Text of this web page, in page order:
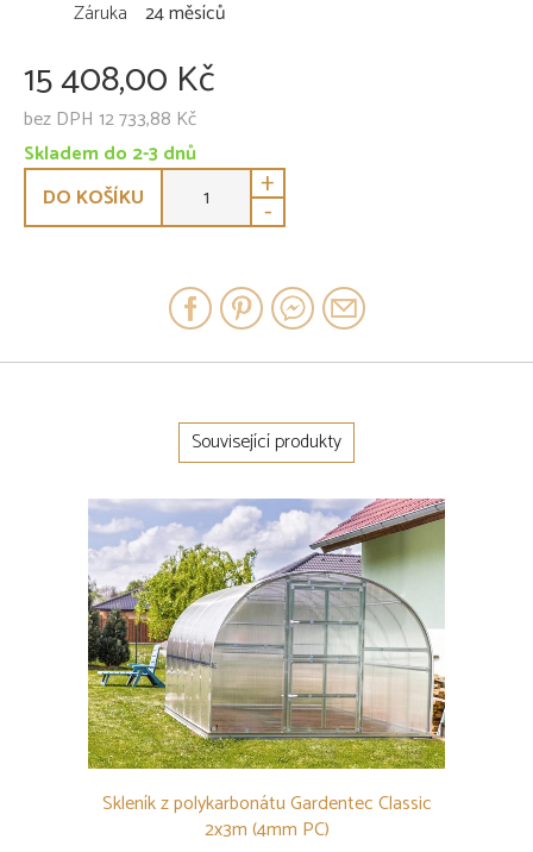
Záruka 24 měsíců
15 408,00 Kč
bez DPH 12 733,88 Kč
Skladem do 2-3 dnů
DO KOŠÍKU
+
-
Související produkty
Skleník z polykarbonátu Gardentec Classic
2x3m (4mm PC)